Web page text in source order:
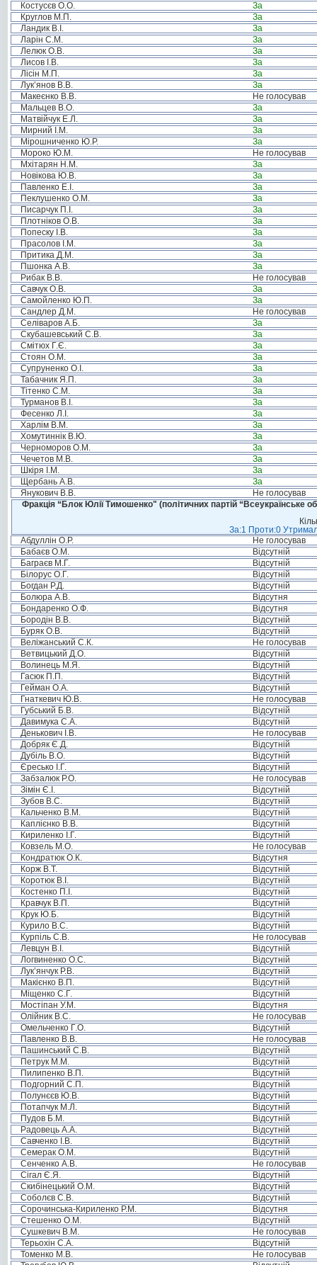
Костусєв О.О.
За
Круглов М.П.
За
Ландик В.І.
За
Ларін С.М.
За
Лелюк О.В.
За
Лисов І.В.
За
Лісін М.П.
За
Лук’янов В.В.
За
Макеєнко В.В.
Не голосував
Мальцев В.О.
За
Матвійчук Е.Л.
За
Мирний І.М.
За
Мірошниченко Ю.Р.
За
Мороко Ю.М.
Не голосував
Мхітарян Н.М.
За
Новікова Ю.В.
За
Павленко Е.І.
За
Пеклушенко О.М.
За
Писарчук П.І.
За
Плотніков О.В.
За
Попеску І.В.
За
Прасолов І.М.
За
Притика Д.М.
За
Пшонка А.В.
За
Рибак В.В.
Не голосував
Савчук О.В.
За
Самойленко Ю.П.
За
Сандлер Д.М.
Не голосував
Селіваров А.Б.
За
Скубашевський С.В.
За
Смітюх Г.Є.
За
Стоян О.М.
За
Супруненко О.І.
За
Табачник Я.П.
За
Тітенко С.М.
За
Турманов В.І.
За
Фесенко Л.І.
За
Харлім В.М.
За
Хомутиннік В.Ю.
За
Черноморов О.М.
За
Чечетов М.В.
За
Шкіря І.М.
За
Щербань А.В.
За
Янукович В.В.
Не голосував
Фракція “Блок Юлії Тимошенко" (політичних партій “Всеукраїнське
За:1 Проти:0
Абдуллін О.Р.
Не голосував
Бабаєв О.М.
Відсутній
Баграєв М.Г.
Відсутній
Білорус О.Г.
Відсутній
Богдан Р.Д.
Відсутній
Болюра А.В.
Відсутня
Бондаренко О.Ф.
Відсутня
Бородін В.В.
Відсутній
Буряк О.В.
Відсутній
Веліжанський С.К.
Не голосував
Ветвицький Д.О.
Відсутній
Волинець М.Я.
Відсутній
Гасюк П.П.
Відсутній
Гейман О.А.
Відсутній
Гнаткевич Ю.В.
Не голосував
Губський Б.В.
Відсутній
Давимука С.А.
Відсутній
Денькович І.В.
Не голосував
Добряк Є.Д.
Відсутній
Дубіль В.О.
Відсутній
Єресько І.Г.
Відсутній
Забзалюк Р.О.
Не голосував
Зімін Є.І.
Відсутній
Зубов В.С.
Відсутній
Кальченко В.М.
Відсутній
Каплієнко В.В.
Відсутній
Кириленко І.Г.
Відсутній
Ковзель М.О.
Не голосував
Кондратюк О.К.
Відсутня
Корж В.Т.
Відсутній
Коротюк В.І.
Відсутній
Костенко П.І.
Відсутній
Кравчук В.П.
Відсутній
Крук Ю.Б.
Відсутній
Курило В.С.
Відсутній
Курпіль С.В.
Не голосував
Левцун В.І.
Відсутній
Логвиненко О.С.
Відсутній
Лук’янчук Р.В.
Відсутній
Макієнко В.П.
Відсутній
Міщенко С.Г.
Відсутній
Мостіпан У.М.
Відсутня
Олійник В.С.
Не голосував
Омельченко Г.О.
Відсутній
Павленко В.В.
Не голосував
Пашинський С.В.
Відсутній
Петрук М.М.
Відсутній
Пилипенко В.П.
Відсутній
Подгорний С.П.
Відсутній
Полунєєв Ю.В.
Відсутній
Потапчук М.Л.
Відсутній
Пудов Б.М.
Відсутній
Радовець А.А.
Відсутній
Савченко І.В.
Відсутній
Семерак О.М.
Відсутній
Сенченко А.В.
Не голосував
Сігал Є.Я.
Відсутній
Скибінецький О.М.
Відсутній
Соболєв С.В.
Відсутній
Сорочинська-Кириленко Р.М.
Відсутня
Стешенко О.М.
Відсутній
Сушкевич В.М.
Не голосував
Терьохін С.А.
Відсутній
Томенко М.В.
Не голосував